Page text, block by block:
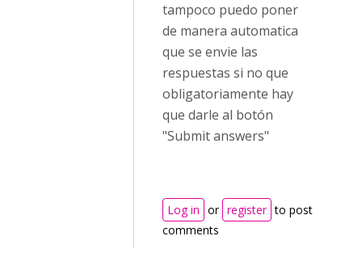
tampoco puedo poner
de manera automatica
que se envie las
respuestas si no que
obligatoriamente hay
que darle al botón
"Submit answers"
Log in or register to post
comments